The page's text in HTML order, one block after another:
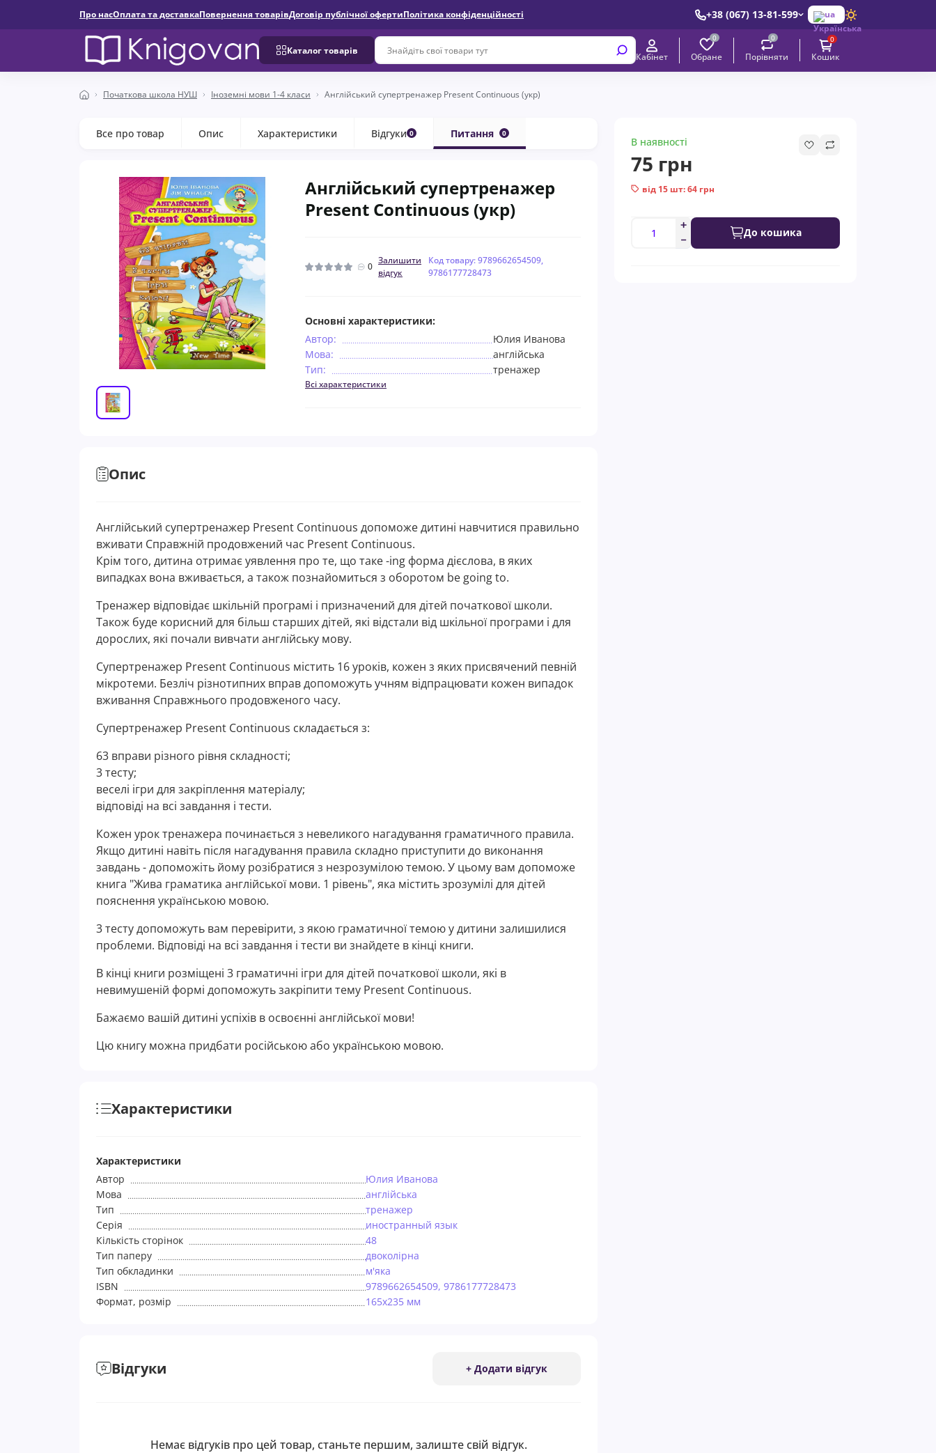
Про насОплата та доставкаПовернення товарівДоговір публічної офертиПолітика конфіденційності +38 (067) 13-81-599 ua
Каталог товарів
Кабінет
0
Обране
0
Порівняти
0
Кошик
Початкова школа НУШ Іноземні мови 1-4 класи Англійський супертренажер Present Continuous (укр)
Все про товар Опис Характеристики Відгуки 0 Питання 0
Англійський супертренажер
Present Continuous (укр)
0
Залишити
відгук
Код товару: 9789662654509,
9786177728473
В наявності
75 грн
від 15 шт: 64 грн
До кошика
Основні характеристики:
Автор:
Юлия Иванова
Мова:
англійська
Тип:
тренажер
Всі характеристики
Опис
Англійський супертренажер Present Continuous допоможе дитині навчитися правильно
вживати Справжнiй продовжений час Present Continuous.
Крім того, дитина отримає уявлення про те, що таке -ing форма дієслова, в яких
випадках вона вживається, а також познайомиться з оборотом be going to.
Тренажер відповідає шкільній програмі і призначений для дітей початкової школи.
Також буде корисний для більш старших дітей, які відстали від шкільної програми і для
дорослих, які почали вивчати англійську мову.
Супертренажер Present Continuous містить 16 уроків, кожен з яких присвячений певній
мікротеми. Безліч різнотипних вправ допоможуть учням відпрацювати кожен випадок
вживання Справжнього продовженого часу.
Супертренажер Present Continuous складається з:
63 вправи різного рівня складності;
3 тесту;
веселі ігри для закріплення матеріалу;
відповіді на всі завдання і тести.
Кожен урок тренажера починається з невеликого нагадування граматичного правила.
Якщо дитині навіть після нагадування правила складно приступити до виконання
завдань - допоможіть йому розібратися з незрозумілою темою. У цьому вам допоможе
книга "Жива граматика англійської мови. 1 рівень", яка містить зрозумілі для дітей
пояснення українською мовою.
3 тесту допоможуть вам перевірити, з якою граматичної темою у дитини залишилися
проблеми. Відповіді на всі завдання і тести ви знайдете в кінці книги.
В кінці книги розміщені 3 граматичні ігри для дітей початкової школи, які в
невимушеній формі допоможуть закріпити тему Present Continuous.
Бажаємо вашій дитині успіхів в освоєнні англійської мови!
Цю книгу можна придбати російською або українською мовою.
Характеристики
Характеристики
Автор
Юлия Иванова
Мова
англійська
Тип
тренажер
Серія
иностранный язык
Кількість сторінок
48
Тип паперу
двоколірна
Тип обкладинки
м'яка
ISBN
9789662654509, 9786177728473
Формат, розмір
165х235 мм
Відгуки + Додати відгук
Немає відгуків про цей товар, станьте першим, залиште свій відгук.